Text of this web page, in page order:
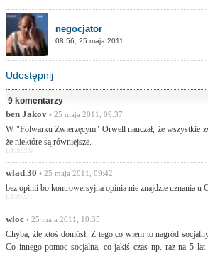
negocjator
08:56, 25 maja 2011
Udostępnij
9 komentarzy
ben Jakov • 25 maja 2011, 09:37
W "Folwarku Zwierzęcym" Orwell nauczał, że wszystkie
że niektóre są równiejsze.
ID:30200
wlad.30 • 25 maja 2011, 09:42
bez opinii bo kontrowersyjna opinia nie znajdzie uznania u
ID:30201
wloc • 25 maja 2011, 10:35
Chyba, źle ktoś doniósł. Z tego co wiem to nagród
Co innego pomoc socjalna, co jakiś czas np. raz na 5 lat